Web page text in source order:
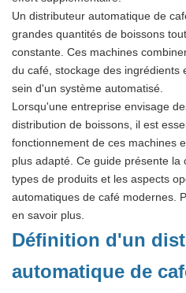
Un distributeur automatique de
grandes quantités de boissons
constante. Ces machines
du café, stockage des ingrédients
sein d'un système automatisé.
Lorsqu'une entreprise envisage
distribution de boissons, il est
fonctionnement de ces machines
plus adapté. Ce guide présente
types de produits et les aspects
automatiques de café modernes.
en savoir plus.
Définition d'un
automatique de